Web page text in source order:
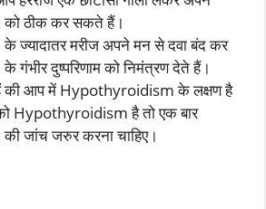
ठीक कर सकते हैं।
मरीज अपने मन से दवा बंद कर
दुष्परिणाम को निमंत्रण देते हैं।
की आप में Hypothyroidism के लक्षण है
Hypothyroidism है तो एक बार
जांच जरुर करना चाहिए।